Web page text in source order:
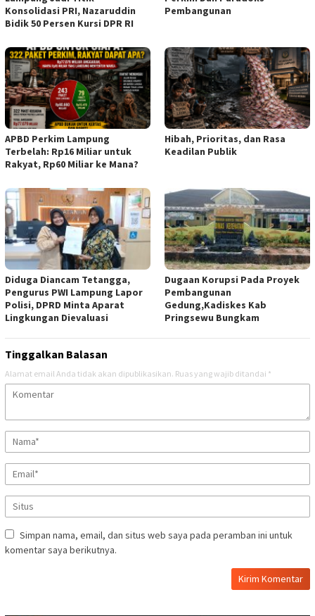
Konsolidasi PRI, Nazaruddin
Bidik 50 Persen Kursi DPR RI
Pembangunan
APBD Perkim Lampung
Terbelah: Rp16 Miliar untuk
Rakyat, Rp60 Miliar ke Mana?
Hibah, Prioritas, dan Rasa
Keadilan Publik
Diduga Diancam Tetangga,
Pengurus PWI Lampung Lapor
Polisi, DPRD Minta Aparat
Lingkungan Dievaluasi
Dugaan Korupsi Pada Proyek
Pembangunan
Gedung,Kadiskes Kab
Pringsewu Bungkam
Tinggalkan Balasan
Alamat email Anda tidak akan dipublikasikan. Ruas yang wajib ditandai *
Simpan nama, email, dan situs web saya pada peramban ini untuk
komentar saya berikutnya.